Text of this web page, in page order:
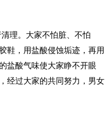
理。大家不怕脏、不怕
鞋，用盐酸侵蚀垢迹，再用
盐酸气味使大家睁不开眼
经过大家的共同努力，男女